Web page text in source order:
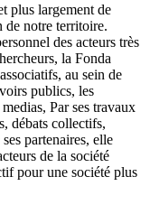
plus largement de
de notre territoire.
des acteurs très
la Fonda
au sein de
publics, les
Par ses travaux
débats collectifs,
partenaires, elle
de la société
pour une société plus